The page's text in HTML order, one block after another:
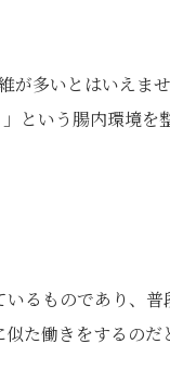
が多いとはいえま
という腸内環境を
るものであり、普
た働きをするのだ